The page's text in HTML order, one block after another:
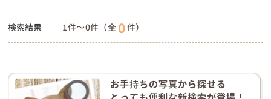
検索結果 1件～0件（全 0件）